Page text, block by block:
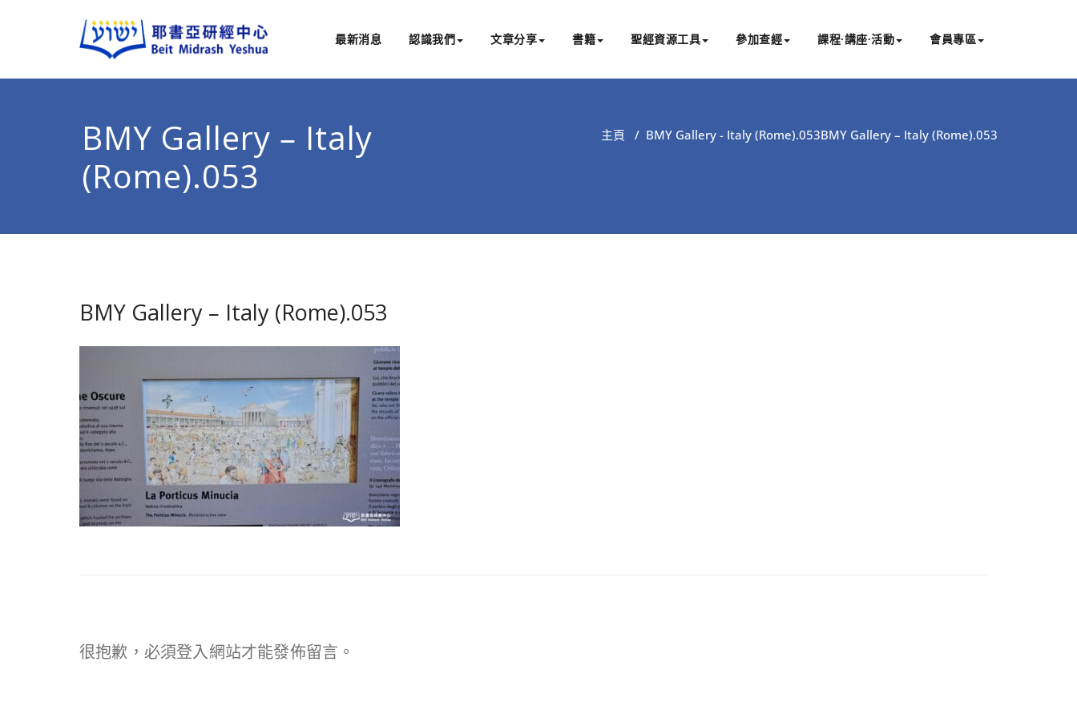
最新消息 認識我們 文章分享 書籍 聖經資源工具 參加查經 課程∙講座∙活動 會員專區
BMY Gallery – Italy
(Rome).053
主頁 / BMY Gallery - Italy (Rome).053BMY Gallery – Italy (Rome).053
BMY Gallery – Italy (Rome).053
很抱歉，必須登入網站才能發佈留言。